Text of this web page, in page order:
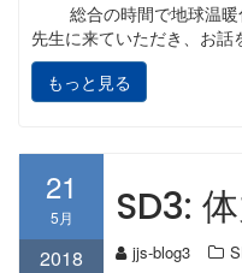
総合の時間で地球温暖
先生に来ていただき、お話
もっと見る
21
5月
2018
SD3:
jjs-blog3